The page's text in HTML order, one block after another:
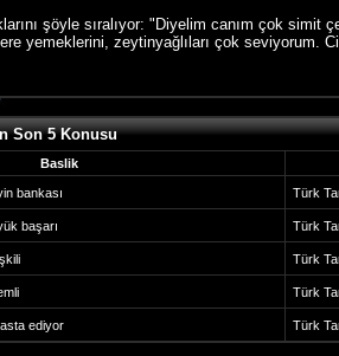
şöyle sıralıyor: "Diyelim canım çok
yemeklerini, zeytinyağlıları çok seviyorum.
Son 5 Konusu
Baslik
bankası Türk
başarı Türk
Türk
Türk
ediyor Türk